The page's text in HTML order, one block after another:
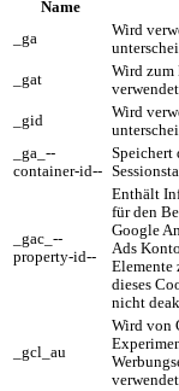
Name
_ga
Wird
_gat
Wird zum
_gid
Wird
_ga_--
container-id--
Speichert
_gac_--
property-id--
Enthält
für den
Google
Ads
Elemente
dieses
nicht
_gcl_au
Wird von